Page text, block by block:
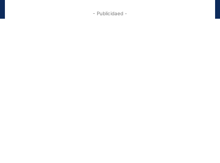
- Publicidaed -